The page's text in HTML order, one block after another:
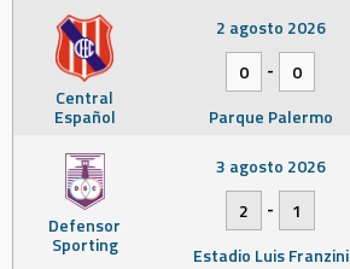
Central
Español
2 agosto 2026
0
-
0
Parque Palermo
Defensor
Sporting
3 agosto 2026
2
-
1
Estadio Luis Franzini